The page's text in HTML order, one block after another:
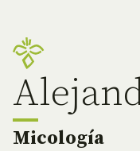
Micología